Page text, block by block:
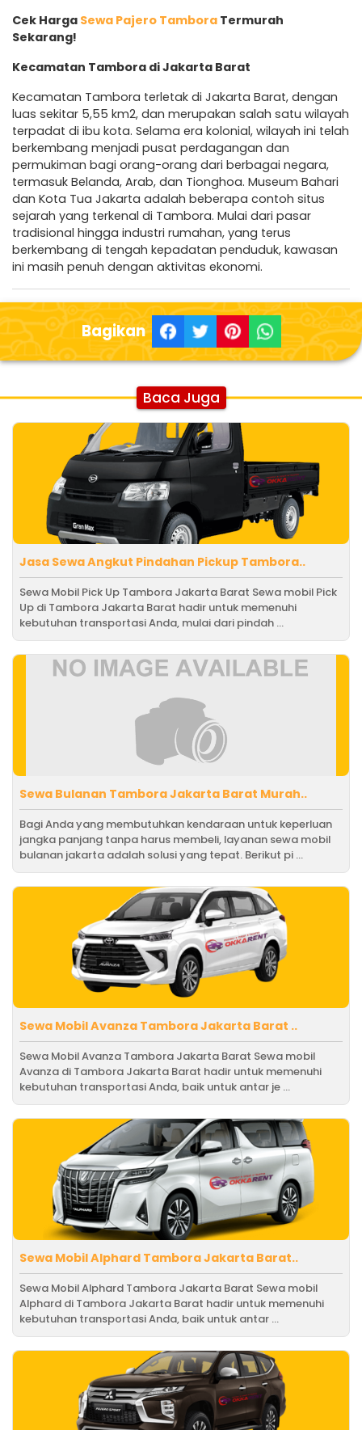
Cek Harga Sewa Pajero Tambora Termurah
Sekarang!
Kecamatan Tambora di Jakarta Barat
Kecamatan Tambora terletak di Jakarta Barat, dengan
luas sekitar 5,55 km2, dan merupakan salah satu wilayah
terpadat di ibu kota. Selama era kolonial, wilayah ini telah
berkembang menjadi pusat perdagangan dan
permukiman bagi orang-orang dari berbagai negara,
termasuk Belanda, Arab, dan Tionghoa. Museum Bahari
dan Kota Tua Jakarta adalah beberapa contoh situs
sejarah yang terkenal di Tambora. Mulai dari pasar
tradisional hingga industri rumahan, yang terus
berkembang di tengah kepadatan penduduk, kawasan
ini masih penuh dengan aktivitas ekonomi.
Bagikan
Baca Juga
Jasa Sewa Angkut Pindahan Pickup Tambora..
Sewa Mobil Pick Up Tambora Jakarta Barat Sewa mobil Pick
Up di Tambora Jakarta Barat hadir untuk memenuhi
kebutuhan transportasi Anda, mulai dari pindah ...
Sewa Bulanan Tambora Jakarta Barat Murah..
Bagi Anda yang membutuhkan kendaraan untuk keperluan
jangka panjang tanpa harus membeli, layanan sewa mobil
bulanan jakarta adalah solusi yang tepat. Berikut pi ...
Sewa Mobil Avanza Tambora Jakarta Barat ..
Sewa Mobil Avanza Tambora Jakarta Barat Sewa mobil
Avanza di Tambora Jakarta Barat hadir untuk memenuhi
kebutuhan transportasi Anda, baik untuk antar je ...
Sewa Mobil Alphard Tambora Jakarta Barat..
Sewa Mobil Alphard Tambora Jakarta Barat Sewa mobil
Alphard di Tambora Jakarta Barat hadir untuk memenuhi
kebutuhan transportasi Anda, baik untuk antar ...